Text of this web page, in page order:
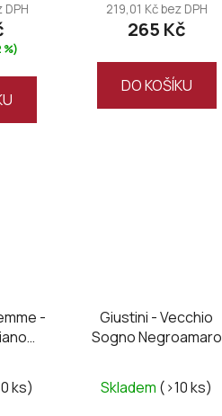
DPH
%)
219,01 Kč bez DPH
265 Kč
DO KOŠÍKU
-
ks)
Giustini - Vecchio
Sogno Negroamaro
Skladem (>10 ks)